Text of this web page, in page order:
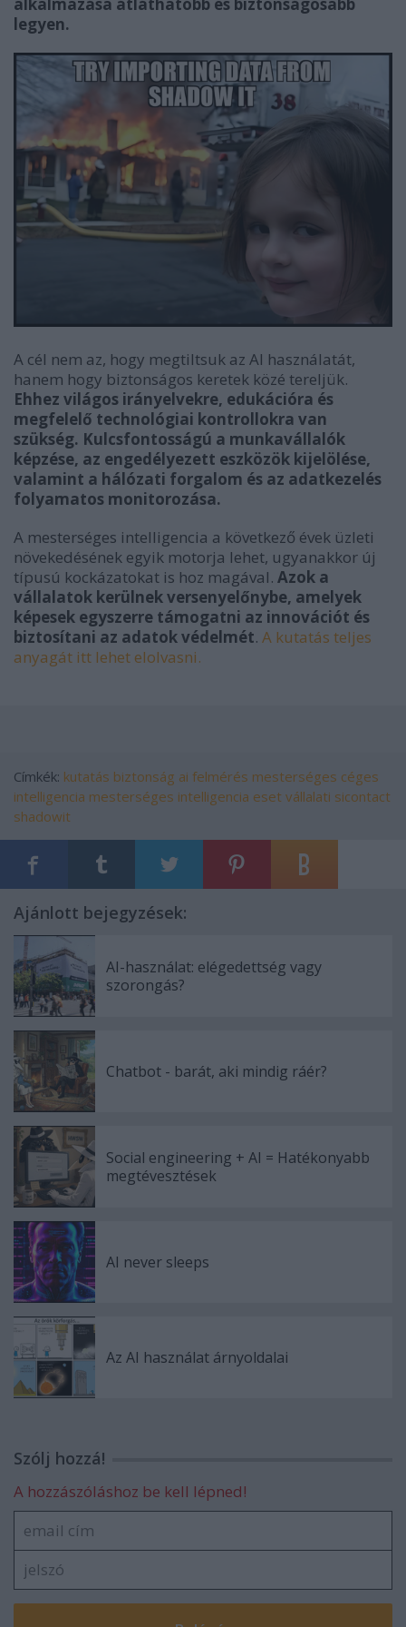
legyen.
A cél nem az, hogy megtiltsuk az AI használatát,
hanem hogy biztonságos keretek közé tereljük.
Ehhez világos irányelvekre, edukációra és
megfelelő technológiai kontrollokra van
szükség. Kulcsfontosságú a munkavállalók
képzése, az engedélyezett eszközök kijelölése,
valamint a hálózati forgalom és az adatkezelés
folyamatos monitorozása.
A mesterséges intelligencia a következő évek üzleti
növekedésének egyik motorja lehet, ugyanakkor új
típusú kockázatokat is hoz magával. Azok a
vállalatok kerülnek versenyelőnybe, amelyek
képesek egyszerre támogatni az innovációt és
biztosítani az adatok védelmét. A kutatás teljes
anyagát itt lehet elolvasni.
Címkék: kutatás biztonság ai felmérés mesterséges céges
intelligencia mesterséges intelligencia eset vállalati sicontact
shadowit
Ajánlott bejegyzések:
AI-használat: elégedettség vagy
szorongás?
Chatbot - barát, aki mindig ráér?
Social engineering + AI = Hatékonyabb
megtévesztések
AI never sleeps
Az AI használat árnyoldalai
Szólj hozzá!
A hozzászóláshoz be kell lépned!